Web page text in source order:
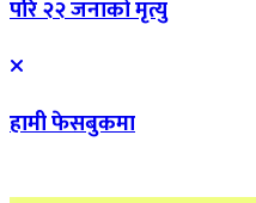
परि २२ जनाको मृत्यु
हामी फेसबुकमा